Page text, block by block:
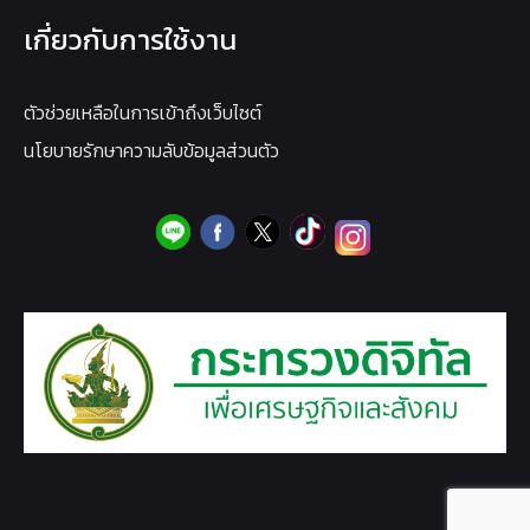
เกี่ยวกับการใช้งาน
ตัวช่วยเหลือในการเข้าถึงเว็บไซต์
นโยบายรักษาความลับข้อมูลส่วนตัว